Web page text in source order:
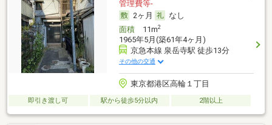
管理費等-
2ヶ月
なし
面積11m2
1965年5月(築61年4ヶ月)
京急本線 泉岳寺駅 徒歩13分
その他の交通
東京都港区高輪１丁目
即引き渡し可 駅から徒歩5分以内 2階以上